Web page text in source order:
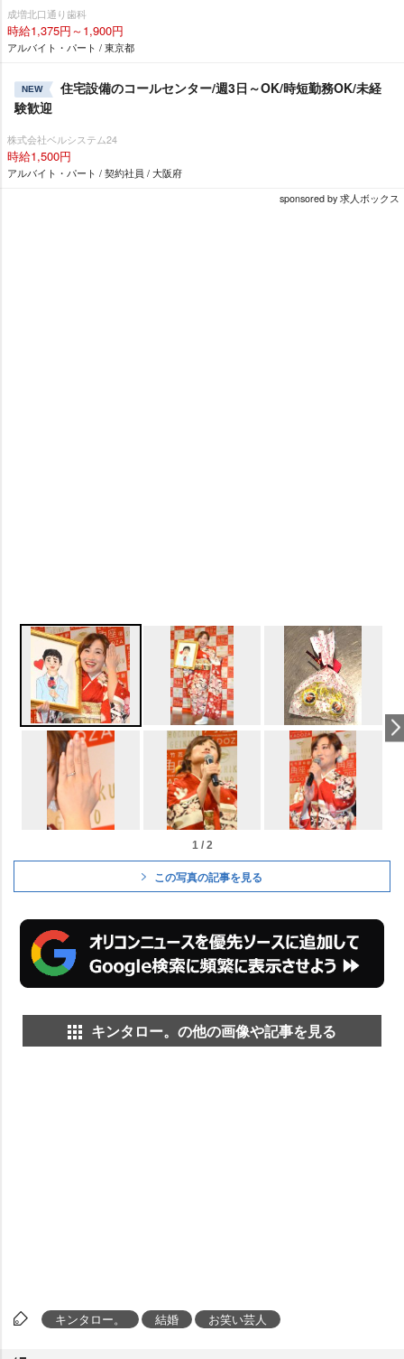
成増北口通り歯科
時給1,375円～1,900円
アルバイト・パート / 東京都
NEW
住宅設備のコールセンター/週3日～OK/時短勤務OK/未経
験歓迎
株式会社ベルシステム24
時給1,500円
アルバイト・パート / 契約社員 / 大阪府
sponsored by 求人ボックス
1 / 2
この写真の記事を見る
キンタロー。の他の画像や記事を見る
キンタロー。 結婚 お笑い芸人